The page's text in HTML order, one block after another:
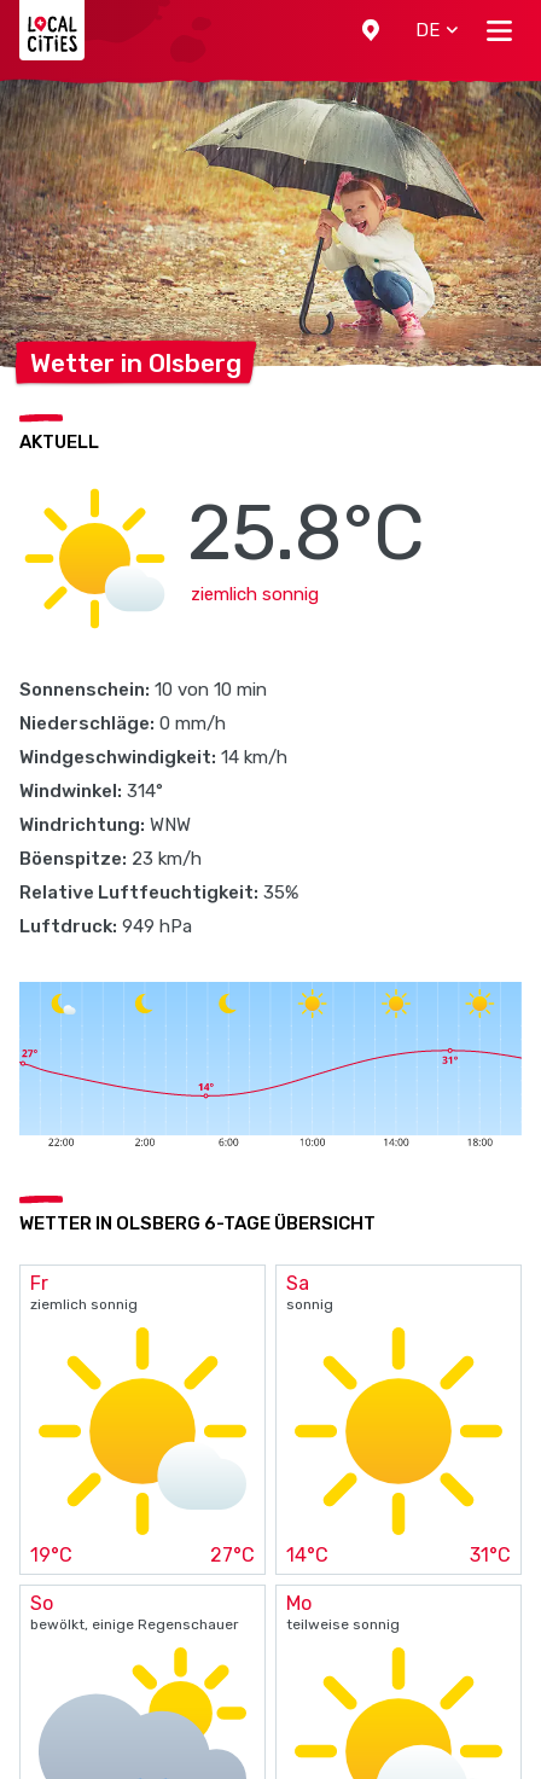
DE
Wetter in Olsberg
AKTUELL
25.8°C
ziemlich sonnig
Sonnenschein: 10 von 10 min
Niederschläge: 0 mm/h
Windgeschwindigkeit: 14 km/h
Windwinkel: 314°
Windrichtung: WNW
Böenspitze: 23 km/h
Relative Luftfeuchtigkeit: 35%
Luftdruck: 949 hPa
WETTER IN OLSBERG 6-TAGE ÜBERSICHT
Fr
ziemlich sonnig
19°C 27°C
Sa
sonnig
14°C 31°C
So
bewölkt, einige Regenschauer
Mo
teilweise sonnig